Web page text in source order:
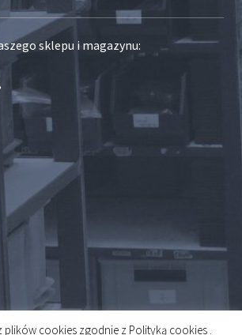
sklepu i magazynu:
plików cookies zgodnie z Polityką cookies .